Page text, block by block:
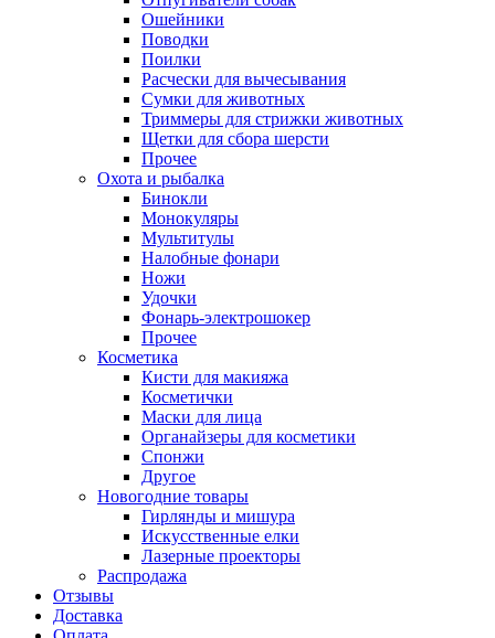
Ошейники
Поводки
Поилки
Расчески для вычесывания
Сумки для животных
Триммеры для стрижки животных
Щетки для сбора шерсти
Прочее
Охота и рыбалка
Бинокли
Монокуляры
Мультитулы
Налобные фонари
Ножи
Удочки
Фонарь-электрошокер
Прочее
Косметика
Кисти для макияжа
Косметички
Маски для лица
Органайзеры для косметики
Спонжи
Другое
Новогодние товары
Гирлянды и мишура
Искусственные елки
Лазерные проекторы
Распродажа
Отзывы
Доставка